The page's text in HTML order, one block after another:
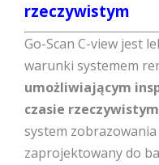
rzeczywistym
Go-Scan C-view jest
warunki systemem
umożliwiającym
czasie
system
zaprojektowany do